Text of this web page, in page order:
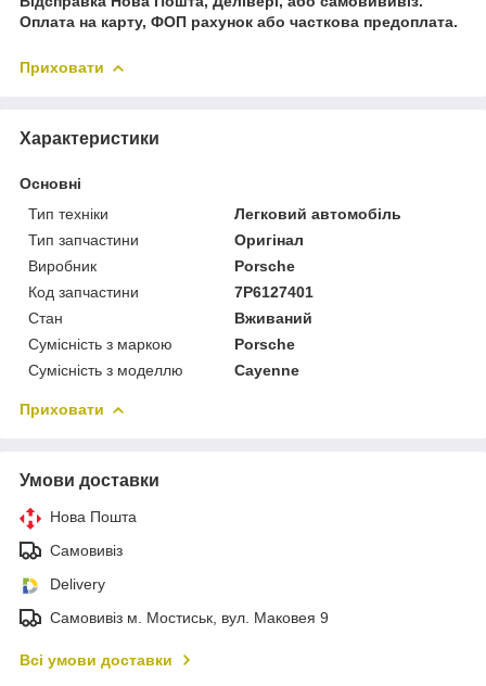
Оплата на карту, ФОП рахунок або часткова предоплата.
Приховати
Характеристики
Основні
Тип техніки
Легковий автомобіль
Тип запчастини
Оригінал
Виробник
Porsche
Код запчастини
7P6127401
Стан
Вживаний
Сумісність з маркою
Porsche
Сумісність з моделлю
Cayenne
Приховати
Умови доставки
Нова Пошта
Самовивіз
Delivery
Самовивіз м. Мостиськ, вул. Маковея 9
Всі умови доставки